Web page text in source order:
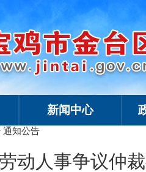
新闻中心
通知公告
动人事争议仲